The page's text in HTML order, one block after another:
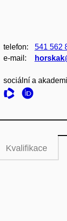
telefon:
541 562
e‑mail:
sociální a
Kvalifikace